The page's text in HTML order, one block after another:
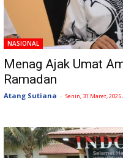
NASIONAL
Menag Ajak Umat
Ramadan
Atang Sutiana - Senin, 31 Maret, 2025